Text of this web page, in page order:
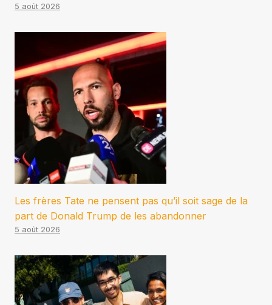
5 août 2026
Les frères Tate ne pensent pas qu’il soit sage de la
part de Donald Trump de les abandonner
5 août 2026